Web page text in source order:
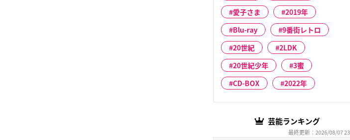
愛子さま
2019年
Blu-ray
9番街レトロ
20世紀
2LDK
20世紀少年
3蜜
CD-BOX
2022年
芸能ランキング
最終更新：2026/08/07